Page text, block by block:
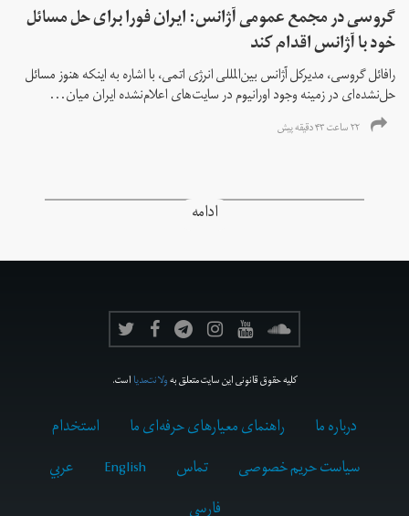
گروسی در مجمع عمومی آژانس: ایران فورا برای حل مسائل
خود با آژانس اقدام کند
رافائل گروسی، مدیرکل آژانس بین‌المللی انرژی اتمی، با اشاره به اینکه هنوز مسائل
حل‌نشده‌ای در زمینه وجود اورانیوم در سایت‌های اعلام‌نشده ایران میان...
۲۲ ساعت ۴۳ دقیقه پیش
ادامه
کلیه حقوق قانونی این سایت متعلق بهولانت‌مدیااست.
درباره ما راهنمای معیارهای حرفه‌ای ما
استخدام
سیاست حریم خصوصی
تماس English
عربي